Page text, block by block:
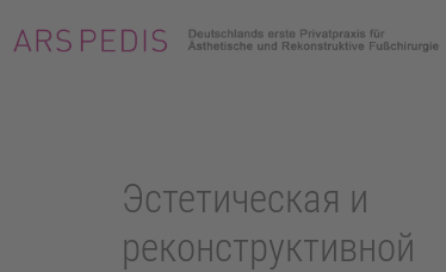
Эстетическая и
реконструктивной